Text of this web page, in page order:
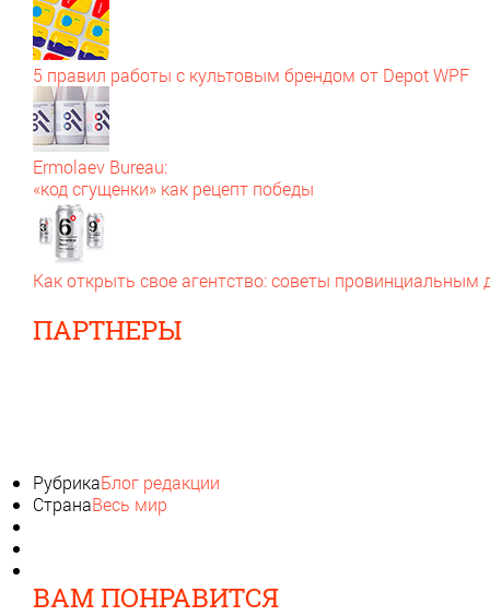
5 правил работы с культовым брендом от Depot WPF
Ermolaev Bureau:
«код сгущенки» как рецепт победы
Как открыть свое агентство: советы провинциальным
ПАРТНЕРЫ
РубрикаБлог редакции
СтранаВесь мир
ВАМ ПОНРАВИТСЯ